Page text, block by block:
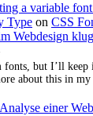
a variable
Type on CSS
Webdesign
but I’ll keep
about this in my
Analyse einer